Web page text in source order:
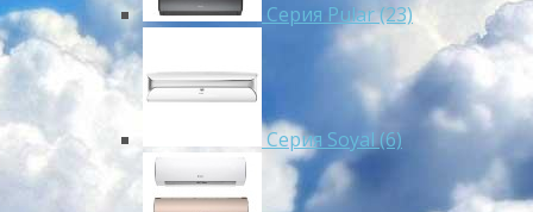
Серия Pular (23)
Cерия Soyal (6)